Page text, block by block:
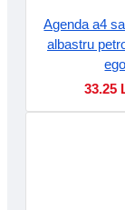
Agenda a4
albastru
ego
33.25